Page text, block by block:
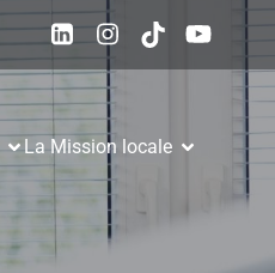
La Mission locale